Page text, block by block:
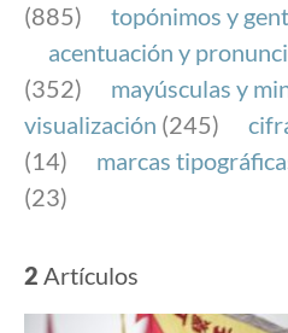
(885)
topónimos y
acentuación y
(352)
mayúsculas y
visualización (245)
(14)
marcas
(23)
2 Artículos